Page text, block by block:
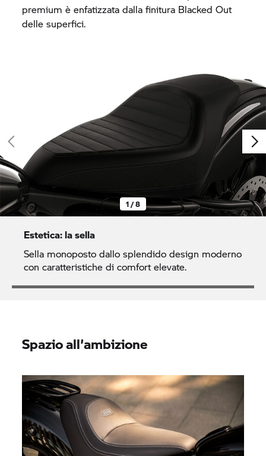
premium è enfatizzata dalla finitura Blacked Out
delle superfici.
1 / 8
Estetica: la sella
Sella monoposto dallo splendido design moderno
con caratteristiche di comfort elevate.
Spazio all’ambizione